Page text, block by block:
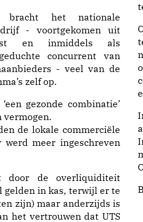
het nationale
- voortgekomen uit
en inmiddels als
concurrent van
- veel van de
zelf op.
gezonde combinatie’
vermogen.
de lokale commerciële
meer ingeschreven
door de overliquiditeit
gelden in kas, terwijl er te
zijn) maar anderzijds is
het vertrouwen dat UTS